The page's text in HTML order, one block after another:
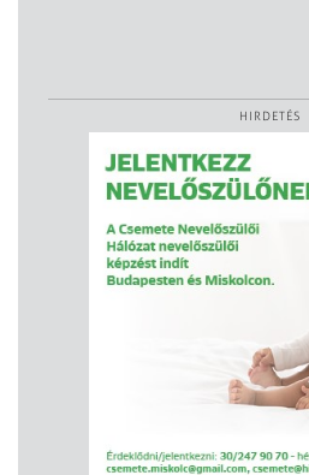
HIRDETÉS